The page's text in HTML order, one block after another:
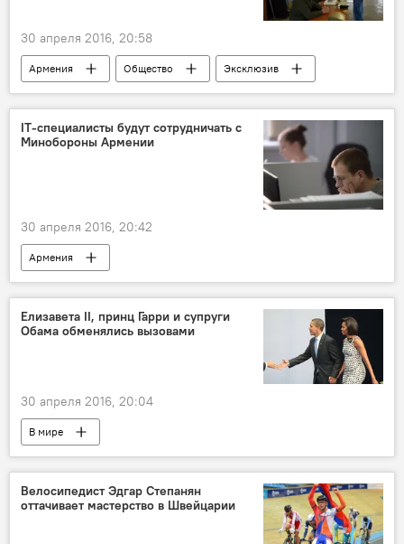
30 апреля 2016, 20:58
Армения Общество
Эксклюзив
Страсти по закону "О военной службе и статусе военнослужащего"
IT-специалисты будут сотрудничать с
Минобороны Армении
30 апреля 2016, 20:42
Армения
Елизавета II, принц Гарри и супруги
Обама обменялись вызовами
30 апреля 2016, 20:04
В мире
Велосипедист Эдгар Степанян
оттачивает мастерство в Швейцарии